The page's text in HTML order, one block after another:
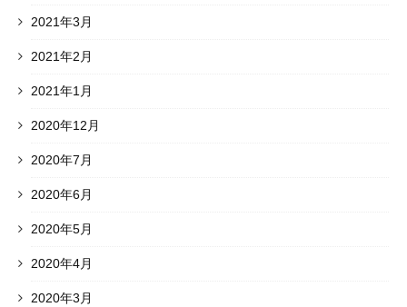
2021年3月
2021年2月
2021年1月
2020年12月
2020年7月
2020年6月
2020年5月
2020年4月
2020年3月